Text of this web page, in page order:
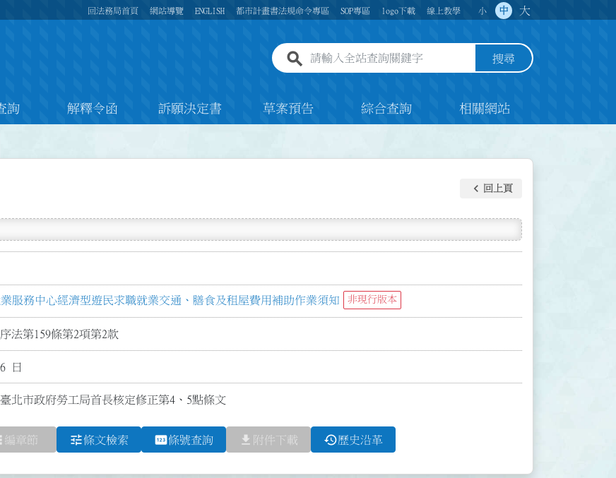
回法務局首頁 網站導覽 ENGLISH 都市計畫書法規命令專區 SOP專區 logo下載 線上教學 小 中 大
全站查詢關鍵字欄位 搜尋
詢 解釋令函 訴願決定書 草案預告 綜合查詢 相關網站
keyboard_arrow_left 回上頁
服務中心經濟型遊民求職就業交通、膳食及租屋費用補助作業須知 非現行版本
法第159條第2項第2款
日
北市政府勞工局首長核定修正第4、5點條文
編章節 tune條文檢索 pin條號查詢 file_download 附件下載 history歷史沿革